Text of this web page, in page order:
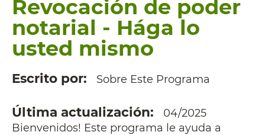
Revocación de poder
notarial - Hága lo
usted mismo
Escrito por Sobre Este Programa
Última actualización
04/2025
Bienvenidos! Este programa le ayuda a